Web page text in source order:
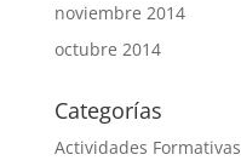
noviembre 2014
octubre 2014
Categorías
Actividades Formativas